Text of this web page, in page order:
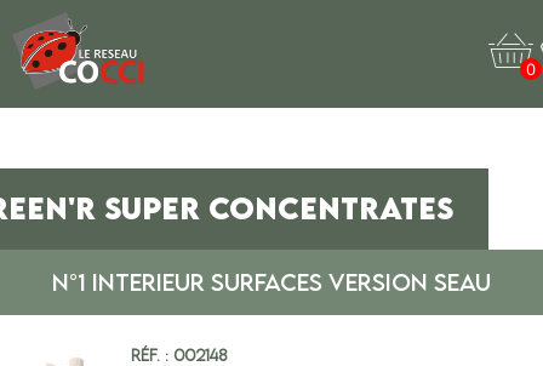
0
SUPER CONCENTRATES
N°1 INTERIEUR SURFACES VERSION SEAU
Réf. : 002148